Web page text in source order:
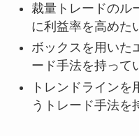
裁量トレードのル
に利益率を高めた
ボックスを用いた
ード手法を持って
トレンドライン
うトレード手法を